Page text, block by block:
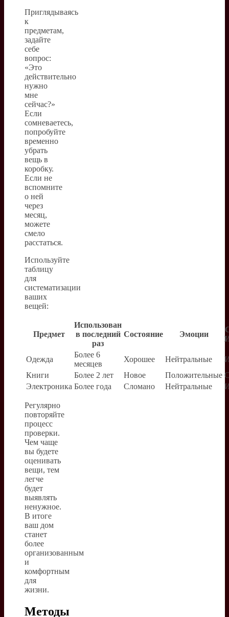
Приглядываясь
к
предметам,
задайте
себе
вопрос:
«Это
действительно
нужно
мне
сейчас?»
Если
сомневаетесь,
попробуйте
временно
убрать
вещь в
коробку.
Если не
вспомните
о ней
через
месяц,
можете
смело
расстаться.
Используйте
таблицу
для
систематизации
ваших
вещей:
Предмет
Использован
в последний
раз
Состояние Эмоции
Одежда
Более 6
месяцев
Хорошее Нейтральные
Книги
Более 2 лет Новое Положительные
Электроника Более года Сломано Нейтральные
Регулярно
повторяйте
процесс
проверки.
Чем чаще
вы будете
оценивать
вещи, тем
легче
будет
выявлять
ненужное.
В итоге
ваш дом
станет
более
организованным
и
комфортным
для
жизни.
Методы